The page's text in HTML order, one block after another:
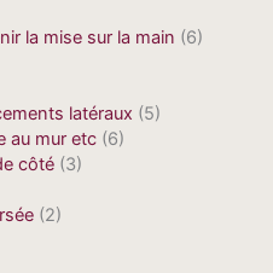
la mise sur la main (6)
latéraux (5)
au mur etc (6)
côté (3)
(2)